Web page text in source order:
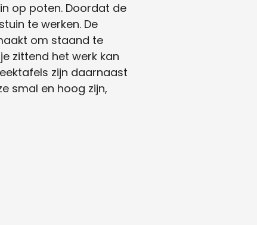
op poten. Doordat de
te werken. De
om staand te
zittend het werk kan
zijn daarnaast
smal en hoog zijn,